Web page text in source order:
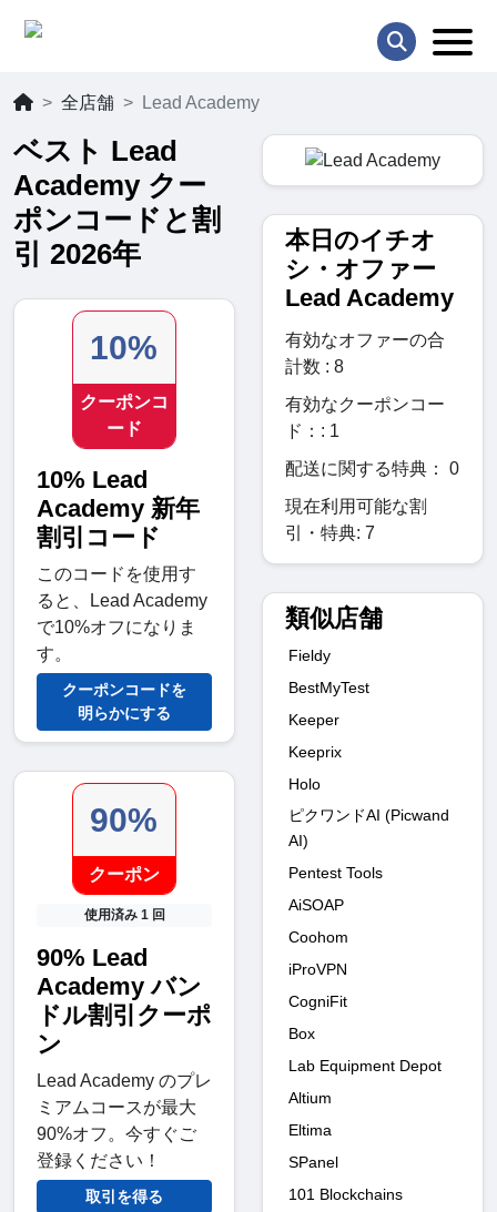
全店舗 Lead Academy
ベスト Lead
Academy クー
ポンコードと割
引 2026年
10%
クーポンコ
ード
10% Lead
Academy 新年
割引コード
このコードを使用す
ると、Lead Academy
で10%オフになりま
す。
クーポンコードを
明らかにする
90%
クーポン
使用済み 1 回
90% Lead
Academy バン
ドル割引クーポ
ン
Lead Academy のプレ
ミアムコースが最大
90%オフ。今すぐご
登録ください！
取引を得る
本日のイチオ
シ・オファー
Lead Academy
有効なオファーの合
計数 : 8
有効なクーポンコー
ド：: 1
配送に関する特典： 0
現在利用可能な割
引・特典: 7
類似店舗
Fieldy
BestMyTest
Keeper
Keeprix
Holo
ピクワンドAI (Picwand
AI)
Pentest Tools
AiSOAP
Coohom
iProVPN
CogniFit
Box
Lab Equipment Depot
Altium
Eltima
SPanel
101 Blockchains